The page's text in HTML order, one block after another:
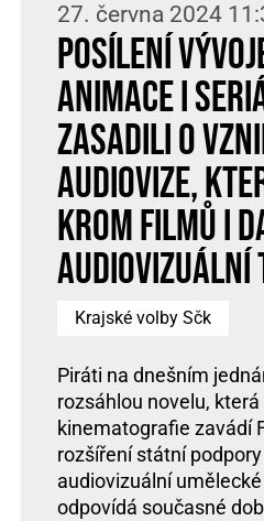
27. června 2024
POSÍLENÍ
ANIMACE I
ZASADILI O
AUDIOVIZE,
KROM FILMŮ I
AUDIOVIZUÁLNÍ
Krajské volby Sčk
Piráti na dnešním
rozsáhlou novelu,
kinematografie zavádí
rozšíření státní
audiovizuální
odpovídá současné